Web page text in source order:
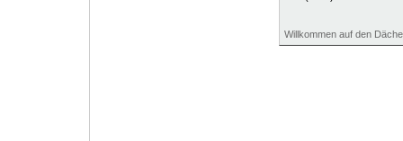
Willkommen auf den